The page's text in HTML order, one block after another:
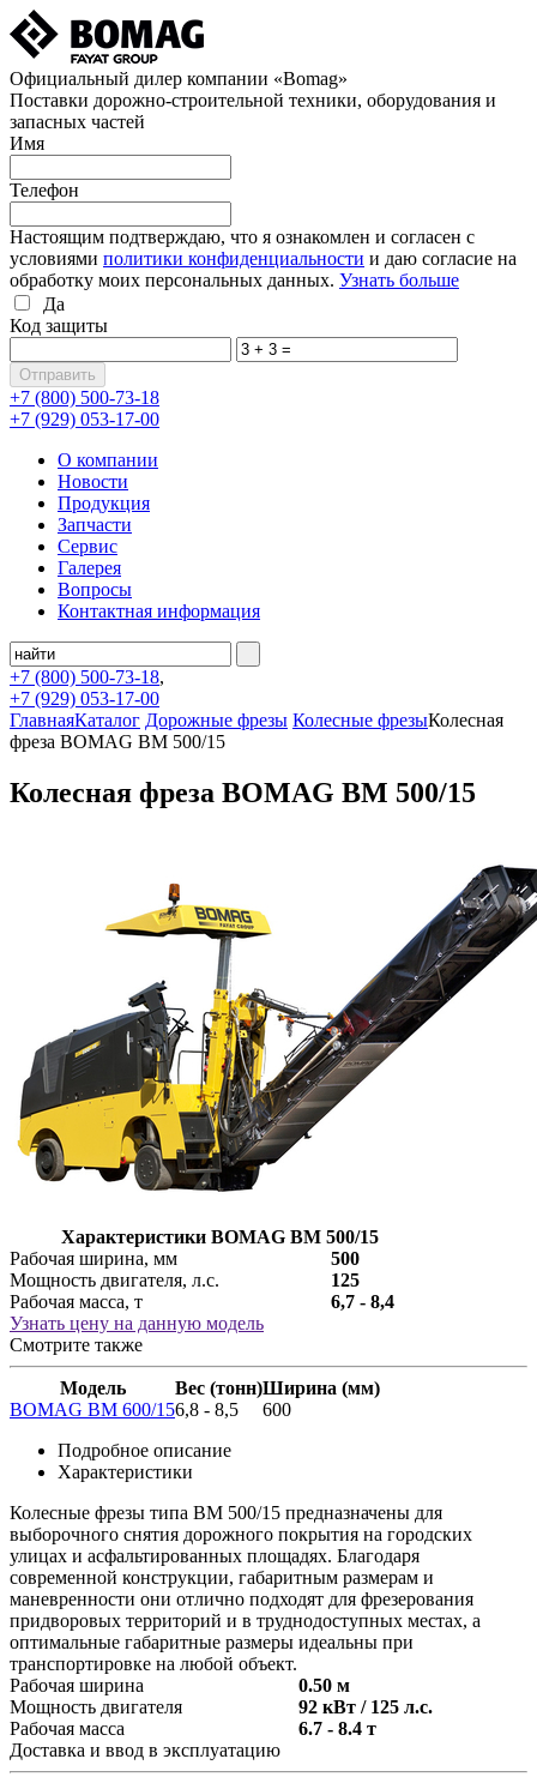
Официальный дилер компании «Bomag»
Поставки дорожно-строительной техники, оборудования и
запасных частей
Имя
Телефон
Настоящим подтверждаю, что я ознакомлен и согласен с
условиями политики конфиденциальности и даю согласие на
обработку моих персональных данных. Узнать больше
Да
Код защиты
+7 (800) 500-73-18
+7 (929) 053-17-00
О компании
Новости
Продукция
Запчасти
Сервис
Галерея
Вопросы
Контактная информация
+7 (800) 500-73-18,
+7 (929) 053-17-00
ГлавнаяКаталог Дорожные фрезы Колесные фрезыКолесная
фреза BOMAG BM 500/15
Колесная фреза BOMAG BM 500/15
Характеристики BOMAG BM 500/15
Рабочая ширина, мм
500
Мощность двигателя, л.с.
125
Рабочая масса, т
6,7 - 8,4
Узнать цену на данную модель
Смотрите также
Модель Вес (тонн)Ширина (мм)
BOMAG BM 600/156,8 - 8,5
600
Подробное описание
Характеристики
Колесные фрезы типа ВМ 500/15 предназначены для
выборочного снятия дорожного покрытия на городских
улицах и асфальтированных площадях. Благодаря
современной конструкции, габаритным размерам и
маневренности они отлично подходят для фрезерования
придворовых территорий и в труднодоступных местах, а
оптимальные габаритные размеры идеальны при
транспортировке на любой объект.
Рабочая ширина
0.50 м
Мощность двигателя
92 кВт / 125 л.с.
Рабочая масса
6.7 - 8.4 т
Доставка и ввод в эксплуатацию